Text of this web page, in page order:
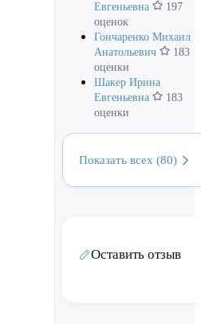
Евгеньевна
197
оценок
Гончаренко Михаил
Анатольевич
183
оценки
Шакер Ирина
Евгеньевна
183
оценки
Показать всех (80)
Оставить отзыв